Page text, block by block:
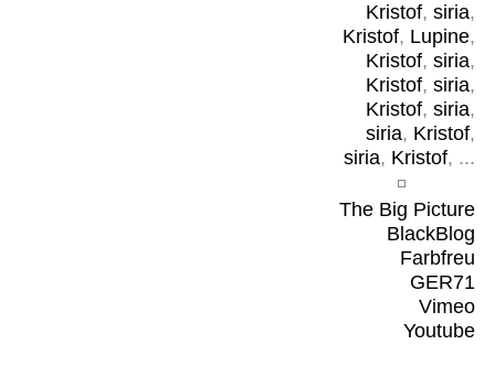
Kristof, siria,
Kristof, Lupine,
Kristof, siria,
Kristof, siria,
Kristof, siria,
siria, Kristof,
siria, Kristof, ...
The Big Picture
BlackBlog
Farbfreu
GER71
Vimeo
Youtube